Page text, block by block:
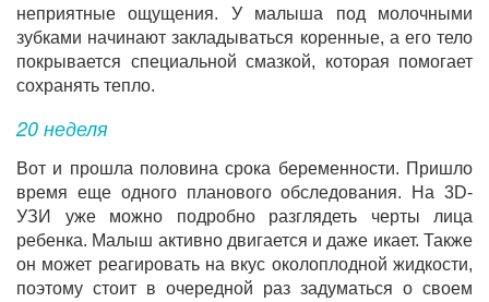
неприятные ощущения. У малыша под молочными
зубками начинают закладываться коренные, а его тело
покрывается специальной смазкой, которая помогает
сохранять тепло.
20 неделя
Вот и прошла половина срока беременности. Пришло
время еще одного планового обследования. На 3D-
УЗИ уже можно подробно разглядеть черты лица
ребенка. Малыш активно двигается и даже икает. Также
он может реагировать на вкус околоплодной жидкости,
поэтому стоит в очередной раз задуматься о своем